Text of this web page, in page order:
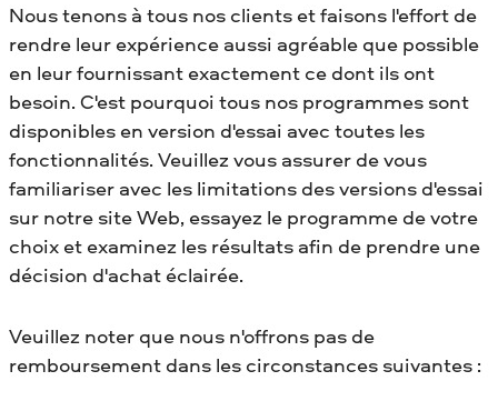
Nous tenons à tous nos clients et faisons l'effort de
rendre leur expérience aussi agréable que possible
en leur fournissant exactement ce dont ils ont
besoin. C'est pourquoi tous nos programmes sont
disponibles en version d'essai avec toutes les
fonctionnalités. Veuillez vous assurer de vous
familiariser avec les limitations des versions d'essai
sur notre site Web, essayez le programme de votre
choix et examinez les résultats afin de prendre une
décision d'achat éclairée.
Veuillez noter que nous n'offrons pas de
remboursement dans les circonstances suivantes :